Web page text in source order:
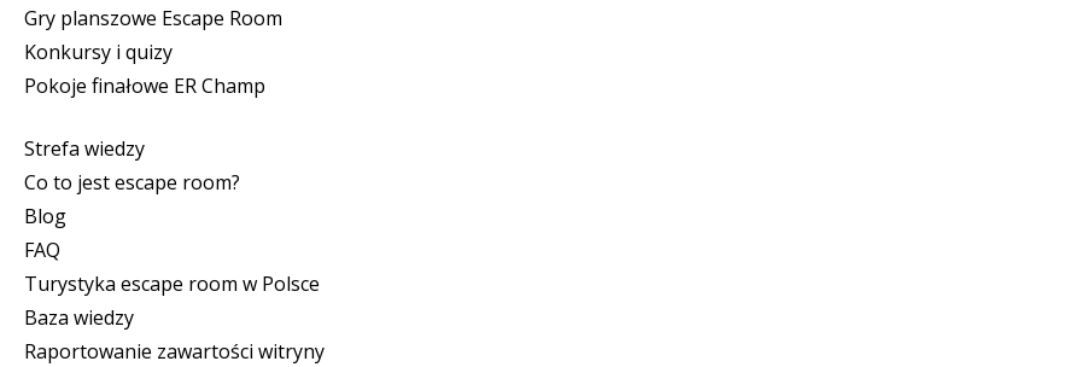
Gry planszowe Escape Room
Konkursy i quizy
Pokoje finałowe ER Champ
Strefa wiedzy
Co to jest escape room?
Blog
FAQ
Turystyka escape room w Polsce
Baza wiedzy
Raportowanie zawartości witryny